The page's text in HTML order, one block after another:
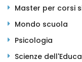
Master per corsi
Mondo scuola
Psicologia
Scienze